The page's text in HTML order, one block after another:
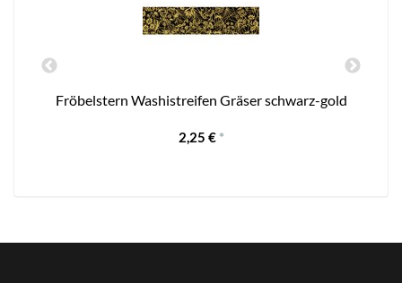
Fröbelstern Washistreifen Gräser schwarz-gold
2,25 € *